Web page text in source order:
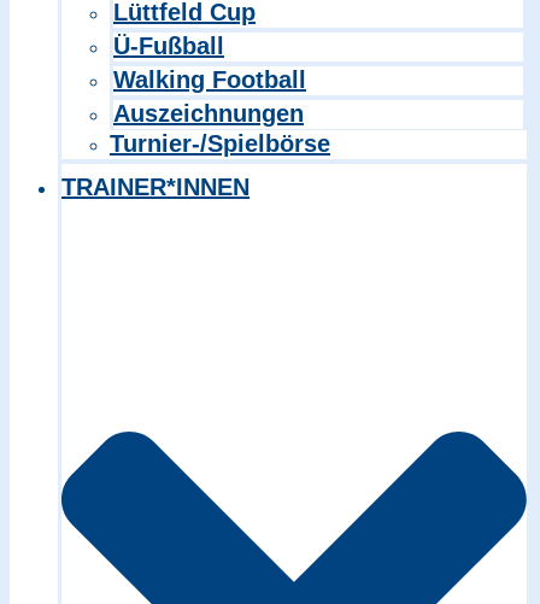
Lüttfeld Cup
Ü-Fußball
Walking Football
Auszeichnungen
Turnier-/Spielbörse
TRAINER*INNEN